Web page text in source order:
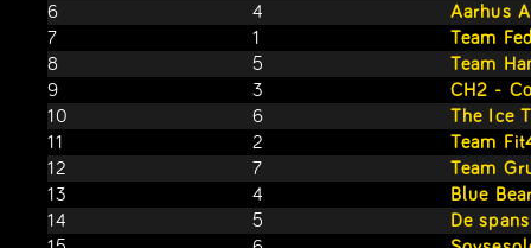
6
4
Aarhus
7
1
Team
8
5
Team
9
3
CH2 -
10
6
The Ice
11
2
Team
12
7
Team
13
4
Blue
14
5
De